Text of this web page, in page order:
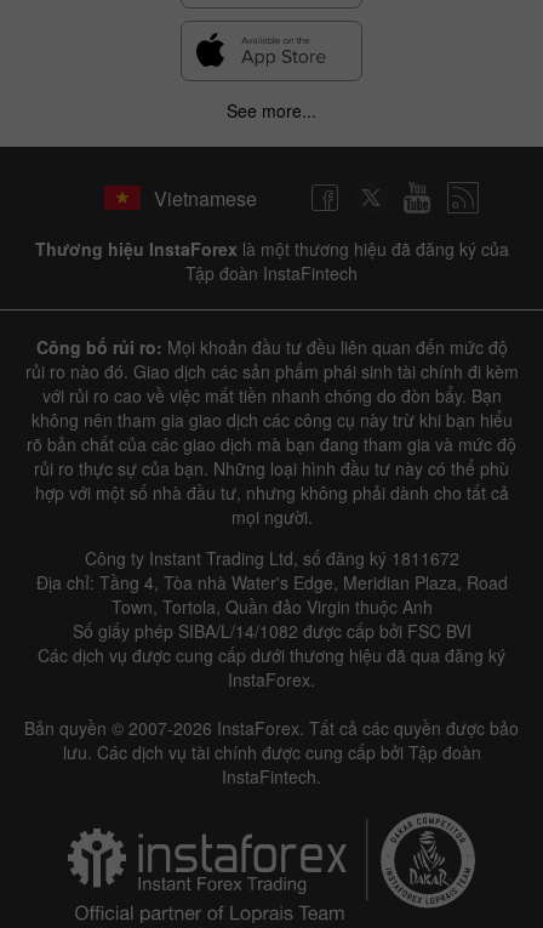
See more...
Vietnamese
Thương hiệu InstaForex là một thương hiệu đã đăng ký của
Tập đoàn InstaFintech
Công bố rủi ro: Mọi khoản đầu tư đều liên quan đến mức độ
rủi ro nào đó. Giao dịch các sản phẩm phái sinh tài chính đi kèm
với rủi ro cao về việc mất tiền nhanh chóng do đòn bẩy. Bạn
không nên tham gia giao dịch các công cụ này trừ khi bạn hiểu
rõ bản chất của các giao dịch mà bạn đang tham gia và mức độ
rủi ro thực sự của bạn. Những loại hình đầu tư này có thể phù
hợp với một số nhà đầu tư, nhưng không phải dành cho tất cả
mọi người.
Công ty Instant Trading Ltd, số đăng ký 1811672
Địa chỉ: Tầng 4, Tòa nhà Water's Edge, Meridian Plaza, Road
Town, Tortola, Quần đảo Virgin thuộc Anh
Số giấy phép SIBA/L/14/1082 được cấp bởi FSC BVI
Các dịch vụ được cung cấp dưới thương hiệu đã qua đăng ký
InstaForex.
Bản quyền © 2007-2026 InstaForex. Tất cả các quyền được bảo
lưu. Các dịch vụ tài chính được cung cấp bởi Tập đoàn
InstaFintech.